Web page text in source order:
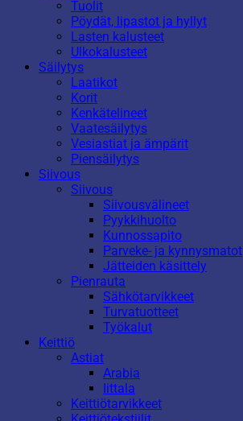
Tuolit
Pöydät, lipastot ja hyllyt
Lasten kalusteet
Ulkokalusteet
Säilytys
Laatikot
Korit
Kenkätelineet
Vaatesäilytys
Vesiastiat ja ämpärit
Piensäilytys
Siivous
Siivous
Siivousvälineet
Pyykkihuolto
Kunnossapito
Parveke- ja kynnysmatot
Jätteiden käsittely
Pienrauta
Sähkötarvikkeet
Turvatuotteet
Työkalut
Keittiö
Astiat
Arabia
Iittala
Keittiötarvikkeet